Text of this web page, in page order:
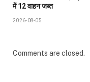
में 12 वाहन जब्त
2026-08-05
Comments are closed.